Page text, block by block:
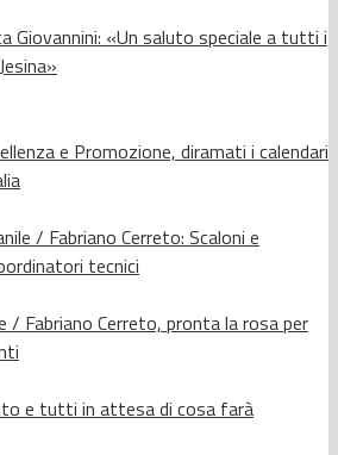
Giovannini: «Un saluto speciale a tutti i
e Promozione, diramati i calendari
/ Fabriano Cerreto: Scaloni e
tecnici
/ Fabriano Cerreto, pronta la rosa per
e tutti in attesa di cosa farà